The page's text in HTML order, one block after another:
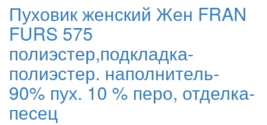
Пуховик женский Жен FRAN
FURS 575
полиэстер,подкладка-
полиэстер. наполнитель-
90% пух. 10 % перо, отделка-
песец